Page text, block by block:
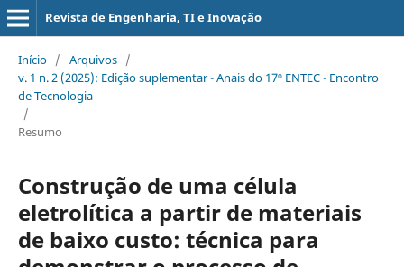
Revista de Engenharia, TI e Inovação
Início / Arquivos /
v. 1 n. 2 (2025): Edição suplementar - Anais do 17º ENTEC - Encontro
de Tecnologia
/
Resumo
Construção de uma célula
eletrolítica a partir de materiais
de baixo custo: técnica para